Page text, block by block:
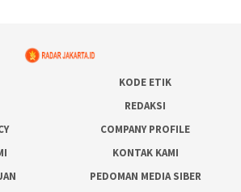
KODE ETIK
REDAKSI
COMPANY PROFILE
KONTAK KAMI
PEDOMAN MEDIA SIBER